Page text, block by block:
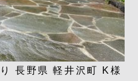
長野県 軽井沢町 K様